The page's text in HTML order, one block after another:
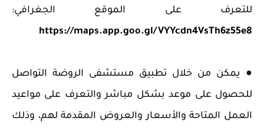
للتعرف على الموقع الجغرافي:
https://maps.app.goo.gl/VYYcdn4VsTh6z55e8
● يمكن من خلال تطبيق مستشفى الروضة التواصل
للحصول على موعد بشكل مباشر والتعرف على مواعيد
العمل المتاحة والأسعار والعروض المقدمة لهم، وذلك